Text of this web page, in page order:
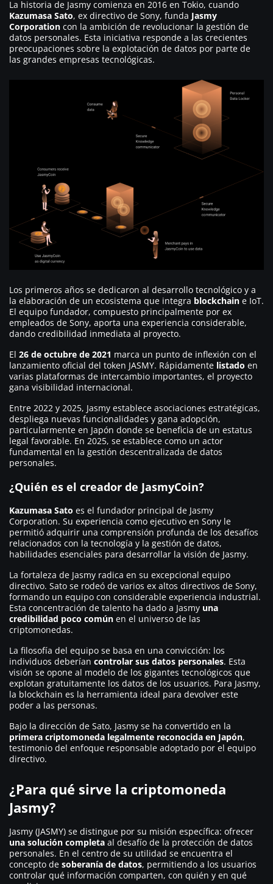
La historia de Jasmy comienza en 2016 en Tokio, cuando
Kazumasa Sato, ex directivo de Sony, funda Jasmy
Corporation con la ambición de revolucionar la gestión de
datos personales. Esta iniciativa responde a las crecientes
preocupaciones sobre la explotación de datos por parte de
las grandes empresas tecnológicas.
Los primeros años se dedicaron al desarrollo tecnológico y a
la elaboración de un ecosistema que integra blockchain e IoT.
El equipo fundador, compuesto principalmente por ex
empleados de Sony, aporta una experiencia considerable,
dando credibilidad inmediata al proyecto.
El 26 de octubre de 2021 marca un punto de inflexión con el
lanzamiento oficial del token JASMY. Rápidamente listado en
varias plataformas de intercambio importantes, el proyecto
gana visibilidad internacional.
Entre 2022 y 2025, Jasmy establece asociaciones estratégicas,
despliega nuevas funcionalidades y gana adopción,
particularmente en Japón donde se beneficia de un estatus
legal favorable. En 2025, se establece como un actor
fundamental en la gestión descentralizada de datos
personales.
¿Quién es el creador de JasmyCoin?
Kazumasa Sato es el fundador principal de Jasmy
Corporation. Su experiencia como ejecutivo en Sony le
permitió adquirir una comprensión profunda de los desafíos
relacionados con la tecnología y la gestión de datos,
habilidades esenciales para desarrollar la visión de Jasmy.
La fortaleza de Jasmy radica en su excepcional equipo
directivo. Sato se rodeó de varios ex altos directivos de Sony,
formando un equipo con considerable experiencia industrial.
Esta concentración de talento ha dado a Jasmy una
credibilidad poco común en el universo de las
criptomonedas.
La filosofía del equipo se basa en una convicción: los
individuos deberían controlar sus datos personales. Esta
visión se opone al modelo de los gigantes tecnológicos que
explotan gratuitamente los datos de los usuarios. Para Jasmy,
la blockchain es la herramienta ideal para devolver este
poder a las personas.
Bajo la dirección de Sato, Jasmy se ha convertido en la
primera criptomoneda legalmente reconocida en Japón,
testimonio del enfoque responsable adoptado por el equipo
directivo.
¿Para qué sirve la criptomoneda
Jasmy?
Jasmy (JASMY) se distingue por su misión específica: ofrecer
una solución completa al desafío de la protección de datos
personales. En el centro de su utilidad se encuentra el
concepto de soberanía de datos, permitiendo a los usuarios
controlar qué información comparten, con quién y en qué